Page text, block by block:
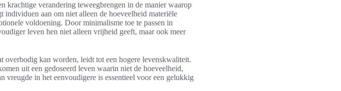
krachtige verandering teweegbrengen in de manier waarop
individuen aan om niet alleen de hoeveelheid materiële
voldoening. Door minimalisme toe te passen in
leven hen niet alleen vrijheid geeft, maar ook meer
overbodig kan worden, leidt tot een hogere levenskwaliteit.
uit een gedoseerd leven waarin niet de hoeveelheid,
vreugde in het eenvoudigere is essentieel voor een gelukkig